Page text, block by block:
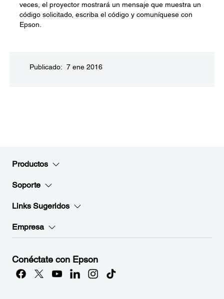
veces, el proyector mostrará un mensaje que muestra un
código solicitado, escriba el código y comuníquese con
Epson.
Publicado: 7 ene 2016
Productos
Soporte
Links Sugeridos
Empresa
Conéctate con Epson